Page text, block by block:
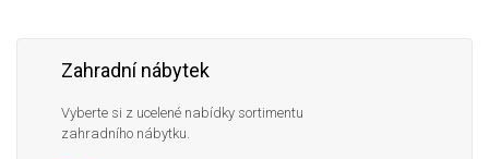
Zahradní nábytek
Vyberte si z ucelené nabídky sortimentu
zahradního nábytku.